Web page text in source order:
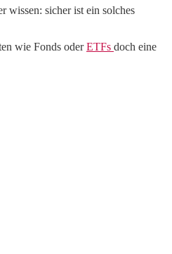
wissen: sicher ist ein solches
wie Fonds oderETFs doch eine